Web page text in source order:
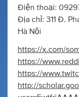
Điện thoại:
Địa chỉ: 311 Đ.
Hà Nội
https://x.com/
https://
https://
http://